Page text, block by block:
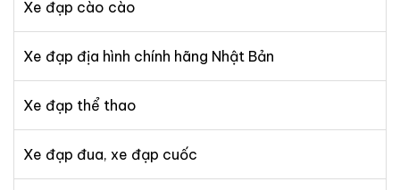
Xe đạp cào cào
Xe đạp địa hình chính hãng Nhật Bản
Xe đạp thể thao
Xe đạp đua, xe đạp cuốc